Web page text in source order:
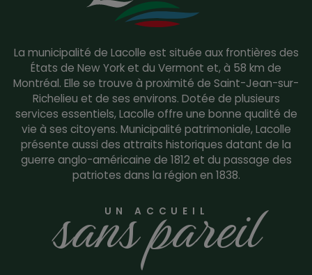
La municipalité de Lacolle est située aux frontières des
États de New York et du Vermont et, à 58 km de
Montréal. Elle se trouve à proximité de Saint-Jean-sur-
Richelieu et de ses environs. Dotée de plusieurs
services essentiels, Lacolle offre une bonne qualité de
vie à ses citoyens. Municipalité patrimoniale, Lacolle
présente aussi des attraits historiques datant de la
guerre anglo-américaine de 1812 et du passage des
patriotes dans la région en 1838.
UN ACCUEIL
sans pareil